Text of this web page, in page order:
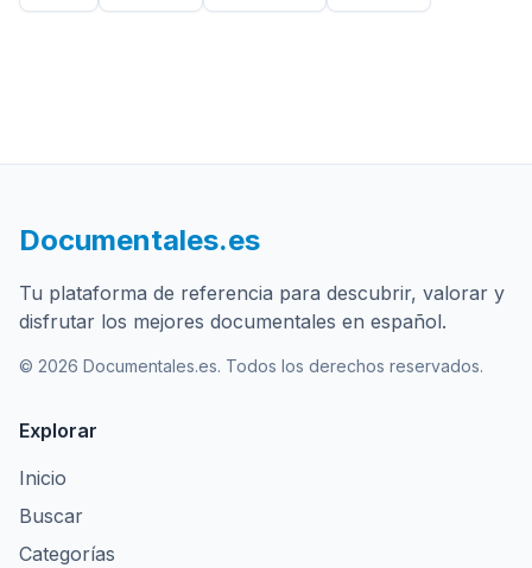
Documentales.es
Tu plataforma de referencia para descubrir, valorar y
disfrutar los mejores documentales en español.
© 2026 Documentales.es. Todos los derechos reservados.
Explorar
Inicio
Buscar
Categorías